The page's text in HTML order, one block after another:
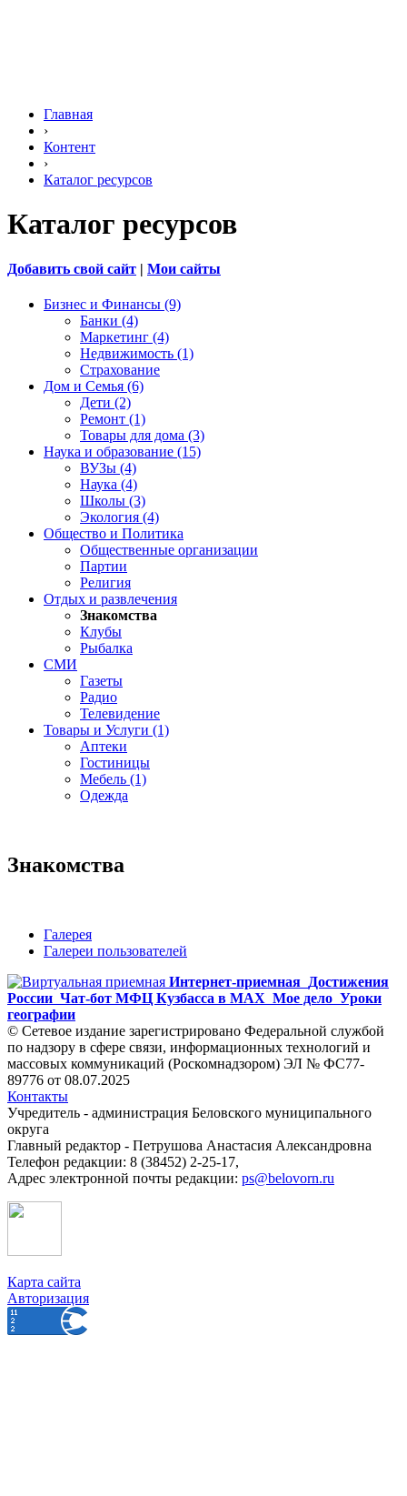
Главная
›
Контент
›
Каталог ресурсов
Каталог ресурсов
Добавить свой сайт | Мои сайты
Бизнес и Финансы (9)
Банки (4)
Маркетинг (4)
Недвижимость (1)
Страхование
Дом и Семья (6)
Дети (2)
Ремонт (1)
Товары для дома (3)
Наука и образование (15)
ВУЗы (4)
Наука (4)
Школы (3)
Экология (4)
Общество и Политика
Общественные организации
Партии
Религия
Отдых и развлечения
Знакомства
Клубы
Рыбалка
СМИ
Газеты
Радио
Телевидение
Товары и Услуги (1)
Аптеки
Гостиницы
Мебель (1)
Одежда
Знакомства
Галерея
Галереи пользователей
Интернет-приемная Достижения
России Чат-бот МФЦ Кузбасса в MAX Мое дело Уроки
географии
© Сетевое издание зарегистрировано Федеральной службой
по надзору в сфере связи, информационных технологий и
массовых коммуникаций (Роскомнадзором) ЭЛ № ФС77-
89776 от 08.07.2025
Контакты
Учредитель - администрация Беловского муниципального
округа
Главный редактор - Петрушова Анастасия Александровна
Телефон редакции: 8 (38452) 2-25-17,
Адрес электронной почты редакции: ps@belovorn.ru
Карта сайта
Авторизация